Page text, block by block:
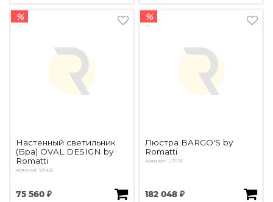
%
Настенный светильник
(Бра) OVAL DESIGN by
Romatti
Артикул: W1426
75 560 ₽
%
Люстра BARGO'S by
Romatti
Артикул: L17196
182 048 ₽